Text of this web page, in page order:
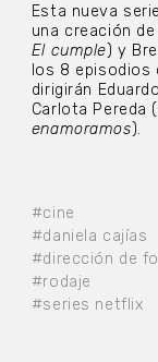
#cine
#daniela cajías
#dirección de
#rodaje
#series netflix
Esta nueva
una creación
El cumple) y
los 8 episodios
dirigirán
Carlota Pereda (
enamoramos).